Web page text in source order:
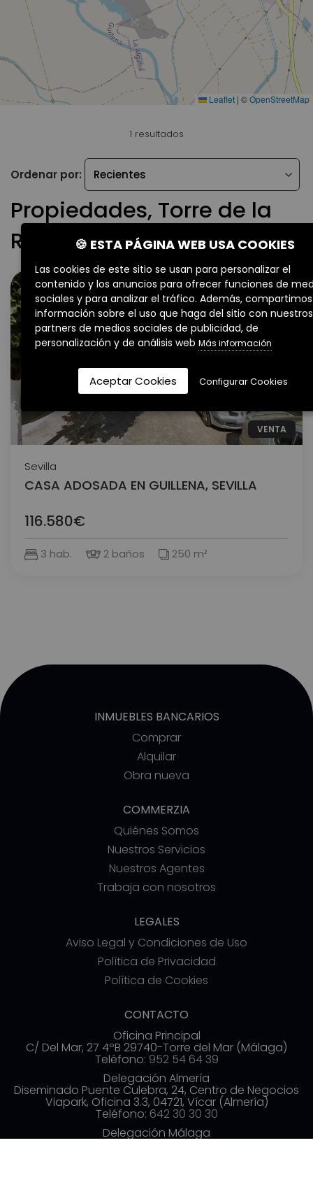
Leaflet | ©OpenStreetMap
1 resultados
Ordenar por:
Propiedades, Torre de la
Reina
VENTA
Sevilla
CASA ADOSADA EN GUILLENA, SEVILLA
116.580€
3 hab. 2 baños 250 m²
INMUEBLES BANCARIOS
Comprar
Alquilar
Obra nueva
COMMERZIA
Quiénes Somos
Nuestros Servicios
Nuestros Agentes
Trabaja con nosotros
LEGALES
Aviso Legal y Condiciones de Uso
Política de Privacidad
Política de Cookies
CONTACTO
Oficina Principal
C/ Del Mar, 27 4ºB 29740-Torre del Mar (Málaga)
Teléfono: 952 54 64 39
Delegación Almería
Diseminado Puente Culebra, 24, Centro de Negocios
Viapark, Oficina 3.3, 04721, Vícar (Almería)
Teléfono: 642 30 30 30
Delegación Málaga
🍪 ESTA PÁGINA WEB USA COOKIES
Las cookies de este sitio se usan para personalizar el
contenido y los anuncios para ofrecer funciones de
sociales y para analizar el tráfico. Además, compartimos
información sobre el uso que haga del sitio con nuestros
partners de medios sociales de publicidad, de
personalización y de análisis web Más información
Aceptar Cookies Configurar Cookies